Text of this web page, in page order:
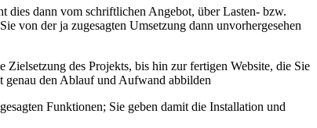
dies dann vom schriftlichen Angebot, über Lasten- bzw.
von der ja zugesagten Umsetzung dann unvorhergesehen
des Projekts, bis hin zur fertigen Website, die Sie
genau den Ablauf und Aufwand abbilden
Funktionen; Sie geben damit die Installation und